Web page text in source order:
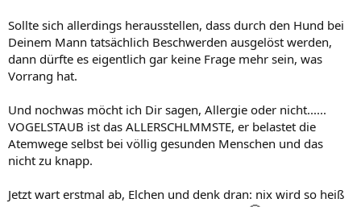
Sollte sich allerdings herausstellen, dass durch den Hund bei
Deinem Mann tatsächlich Beschwerden ausgelöst werden,
dann dürfte es eigentlich gar keine Frage mehr sein, was
Vorrang hat.
Und nochwas möcht ich Dir sagen, Allergie oder nicht......
VOGELSTAUB ist das ALLERSCHLMMSTE, er belastet die
Atemwege selbst bei völlig gesunden Menschen und das
nicht zu knapp.
Jetzt wart erstmal ab, Elchen und denk dran: nix wird so heiß